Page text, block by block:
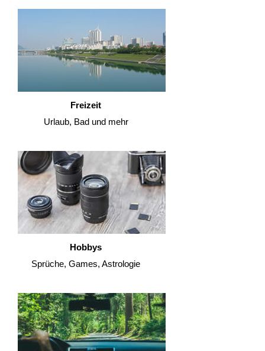
Freizeit
Urlaub, Bad und mehr
Hobbys
Sprüche, Games, Astrologie